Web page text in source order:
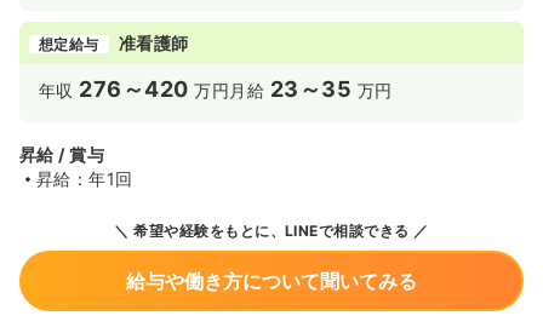
想定給与 准看護師
年収 276～420 万円 月給 23～35 万円
昇給 / 賞与
昇給：年1回
希望や経験をもとに、LINEで相談できる
給与や働き方について聞いてみる